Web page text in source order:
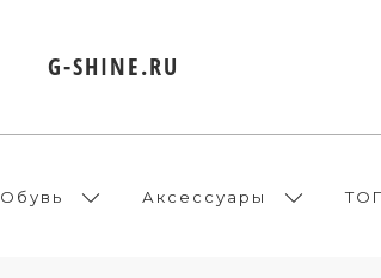
G-SHINE.RU
Обувь Аксессуары